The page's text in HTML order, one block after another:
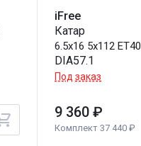
iFree
Катар
6.5x16 5x112 ET40
DIA57.1
Под заказ
9 360 ₽
Комплект 37 440 ₽